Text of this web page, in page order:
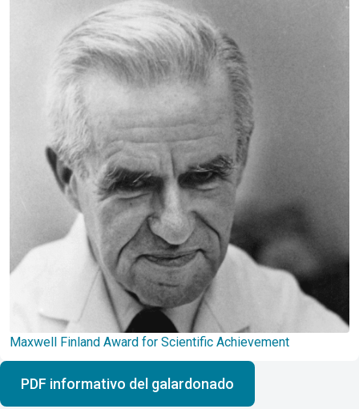
Maxwell Finland Award for Scientific Achievement
PDF informativo del galardonado